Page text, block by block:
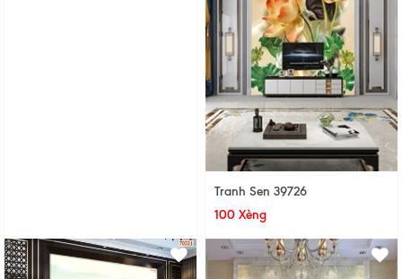
Tranh Sen 39726
100 Xèng